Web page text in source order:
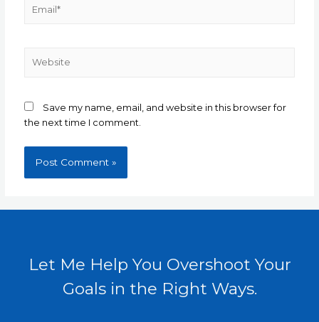
Save my name, email, and website in this browser for
the next time I comment.
Let Me Help You Overshoot Your
Goals in the Right Ways.